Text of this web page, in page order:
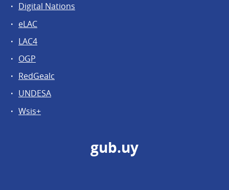
Digital Nations
eLAC
LAC4
OGP
RedGealc
UNDESA
Wsis+
gub.uy